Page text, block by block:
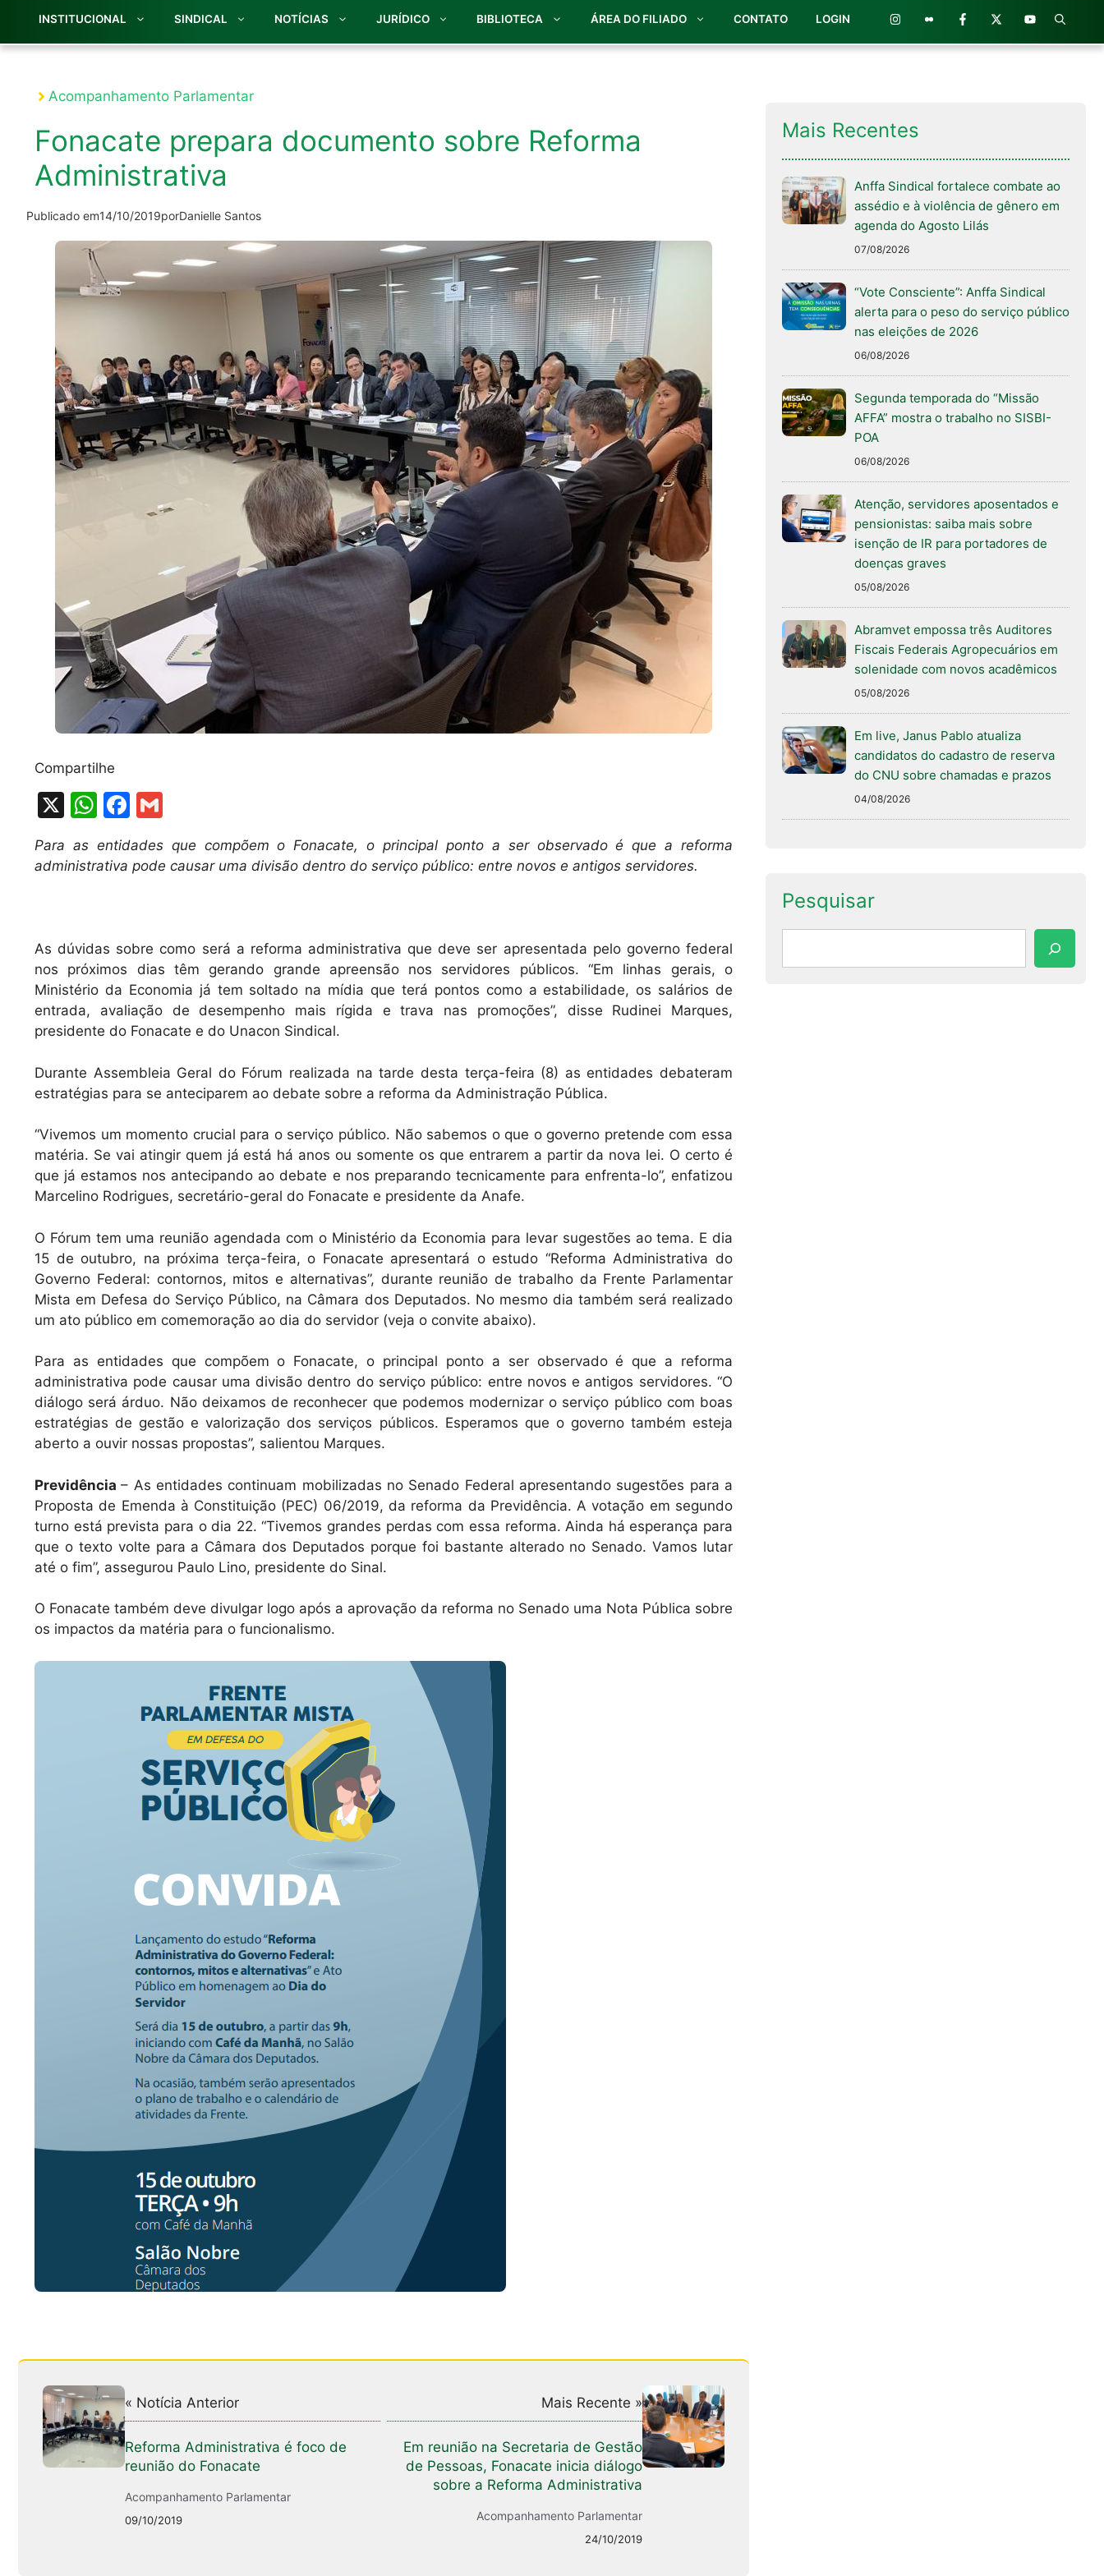
INSTITUCIONAL SINDICAL NOTÍCIAS JURÍDICO BIBLIOTECA ÁREA DO FILIADO CONTATO LOGIN
Acompanhamento Parlamentar
Fonacate prepara documento sobre Reforma
Administrativa
Publicado em14/10/2019porDanielle Santos
Compartilhe
X
W
at
p
F
a
c
e
o
o
k
ai
Para as entidades que compõem o Fonacate, o principal ponto a ser observado é que a reforma
administrativa pode causar uma divisão dentro do serviço público: entre novos e antigos servidores.
As dúvidas sobre como será a reforma administrativa que deve ser apresentada pelo governo federal
nos próximos dias têm gerando grande apreensão nos servidores públicos. “Em linhas gerais, o
Ministério da Economia já tem soltado na mídia que terá pontos como a estabilidade, os salários de
entrada, avaliação de desempenho mais rígida e trava nas promoções”, disse Rudinei Marques,
presidente do Fonacate e do Unacon Sindical.
Durante Assembleia Geral do Fórum realizada na tarde desta terça-feira (8) as entidades debateram
estratégias para se anteciparem ao debate sobre a reforma da Administração Pública.
“Vivemos um momento crucial para o serviço público. Não sabemos o que o governo pretende com essa
matéria. Se vai atingir quem já está há anos ou somente os que entrarem a partir da nova lei. O certo é
que já estamos nos antecipando ao debate e nos preparando tecnicamente para enfrenta-lo”, enfatizou
Marcelino Rodrigues, secretário-geral do Fonacate e presidente da Anafe.
O Fórum tem uma reunião agendada com o Ministério da Economia para levar sugestões ao tema. E dia
15 de outubro, na próxima terça-feira, o Fonacate apresentará o estudo “Reforma Administrativa do
Governo Federal: contornos, mitos e alternativas”, durante reunião de trabalho da Frente Parlamentar
Mista em Defesa do Serviço Público, na Câmara dos Deputados. No mesmo dia também será realizado
um ato público em comemoração ao dia do servidor (veja o convite abaixo).
Para as entidades que compõem o Fonacate, o principal ponto a ser observado é que a reforma
administrativa pode causar uma divisão dentro do serviço público: entre novos e antigos servidores. “O
diálogo será árduo. Não deixamos de reconhecer que podemos modernizar o serviço público com boas
estratégias de gestão e valorização dos serviços públicos. Esperamos que o governo também esteja
aberto a ouvir nossas propostas”, salientou Marques.
Previdência– As entidades continuam mobilizadas no Senado Federal apresentando sugestões para a
Proposta de Emenda à Constituição (PEC) 06/2019, da reforma da Previdência. A votação em segundo
turno está prevista para o dia 22. “Tivemos grandes perdas com essa reforma. Ainda há esperança para
que o texto volte para a Câmara dos Deputados porque foi bastante alterado no Senado. Vamos lutar
até o fim”, assegurou Paulo Lino, presidente do Sinal.
O Fonacate também deve divulgar logo após a aprovação da reforma no Senado uma Nota Pública sobre
os impactos da matéria para o funcionalismo.
« Notícia Anterior
Reforma Administrativa é foco de
reunião do Fonacate
Acompanhamento Parlamentar
09/10/2019
Mais Recente »
Em reunião na Secretaria de Gestão
de Pessoas, Fonacate inicia diálogo
sobre a Reforma Administrativa
Acompanhamento Parlamentar
24/10/2019
Mais Recentes
Anffa Sindical fortalece combate ao
assédio e à violência de gênero em
agenda do Agosto Lilás
07/08/2026
“Vote Consciente”: Anffa Sindical
alerta para o peso do serviço público
nas eleições de 2026
06/08/2026
Segunda temporada do “Missão
AFFA” mostra o trabalho no SISBI-
POA
06/08/2026
Atenção, servidores aposentados e
pensionistas: saiba mais sobre
isenção de IR para portadores de
doenças graves
05/08/2026
Abramvet empossa três Auditores
Fiscais Federais Agropecuários em
solenidade com novos acadêmicos
05/08/2026
Em live, Janus Pablo atualiza
candidatos do cadastro de reserva
do CNU sobre chamadas e prazos
04/08/2026
Pesquisar